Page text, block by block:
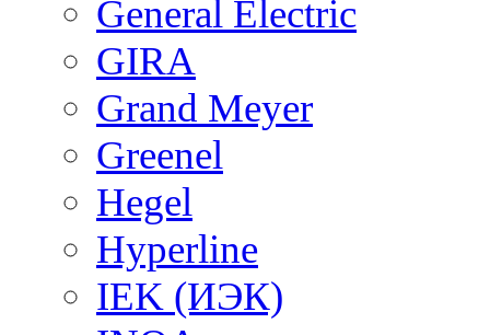
General Electric
GIRA
Grand Meyer
Greenel
Hegel
Hyperline
IEK (ИЭК)